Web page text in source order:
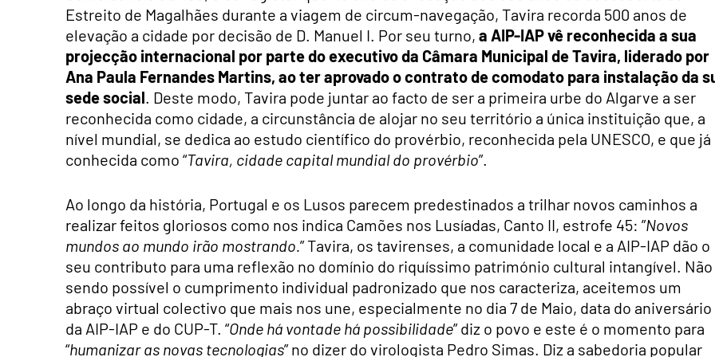
Estreito de Magalhães durante a viagem de circum-navegação, Tavira recorda 500 anos de
elevação a cidade por decisão de D. Manuel I. Por seu turno, a AIP-IAP vê reconhecida a sua
projecção internacional por parte do executivo da Câmara Municipal de Tavira, liderado por
Ana Paula Fernandes Martins, ao ter aprovado o contrato de comodato para instalação da
sede social. Deste modo, Tavira pode juntar ao facto de ser a primeira urbe do Algarve a ser
reconhecida como cidade, a circunstância de alojar no seu território a única instituição que, a
nível mundial, se dedica ao estudo científico do provérbio, reconhecida pela UNESCO, e que já
conhecida como “Tavira, cidade capital mundial do provérbio”.
Ao longo da história, Portugal e os Lusos parecem predestinados a trilhar novos caminhos a
realizar feitos gloriosos como nos indica Camões nos Lusíadas, Canto II, estrofe 45: ”Novos
mundos ao mundo irão mostrando.” Tavira, os tavirenses, a comunidade local e a AIP-IAP dão o
seu contributo para uma reflexão no domínio do riquíssimo património cultural intangível. Não
sendo possível o cumprimento individual padronizado que nos caracteriza, aceitemos um
abraço virtual colectivo que mais nos une, especialmente no dia 7 de Maio, data do aniversário
da AIP-IAP e do CUP-T. “Onde há vontade há possibilidade” diz o povo e este é o momento para
“humanizar as novas tecnologias” no dizer do virologista Pedro Simas. Diz a sabedoria popular